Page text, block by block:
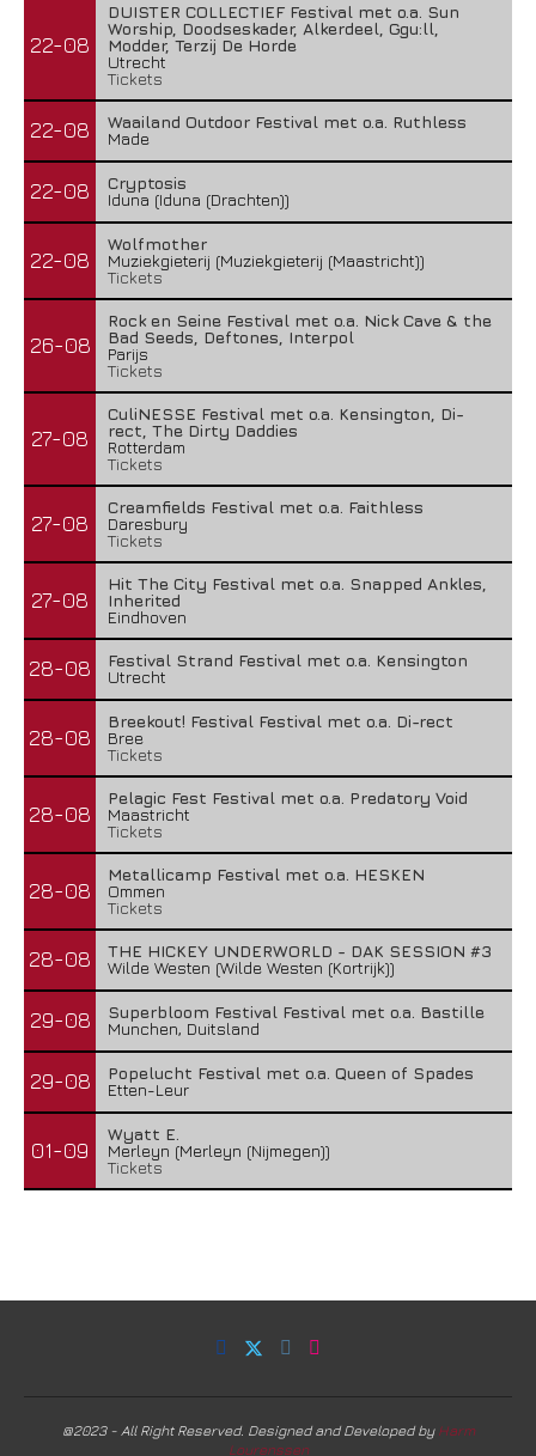
22-08
DUISTER COLLECTIEF Festival met o.a. Sun
Worship, Doodseskader, Alkerdeel, Ggu:ll,
Modder, Terzij De Horde
Utrecht
Tickets
22-08
Waailand Outdoor Festival met o.a. Ruthless
Made
22-08
Cryptosis
Iduna (Iduna (Drachten))
22-08
Wolfmother
Muziekgieterij (Muziekgieterij (Maastricht))
Tickets
26-08
Rock en Seine Festival met o.a. Nick Cave & the
Bad Seeds, Deftones, Interpol
Parijs
Tickets
27-08
CuliNESSE Festival met o.a. Kensington, Di-
rect, The Dirty Daddies
Rotterdam
Tickets
27-08
Creamfields Festival met o.a. Faithless
Daresbury
Tickets
27-08
Hit The City Festival met o.a. Snapped Ankles,
Inherited
Eindhoven
28-08
Festival Strand Festival met o.a. Kensington
Utrecht
28-08
Breekout! Festival Festival met o.a. Di-rect
Bree
Tickets
28-08
Pelagic Fest Festival met o.a. Predatory Void
Maastricht
Tickets
28-08
Metallicamp Festival met o.a. HESKEN
Ommen
Tickets
28-08
THE HICKEY UNDERWORLD - DAK SESSION #3
Wilde Westen (Wilde Westen (Kortrijk))
29-08
Superbloom Festival Festival met o.a. Bastille
Munchen, Duitsland
29-08
Popelucht Festival met o.a. Queen of Spades
Etten-Leur
01-09
Wyatt E.
Merleyn (Merleyn (Nijmegen))
Tickets
@2023 - All Right Reserved. Designed and Developed by Harm
Lourenssen